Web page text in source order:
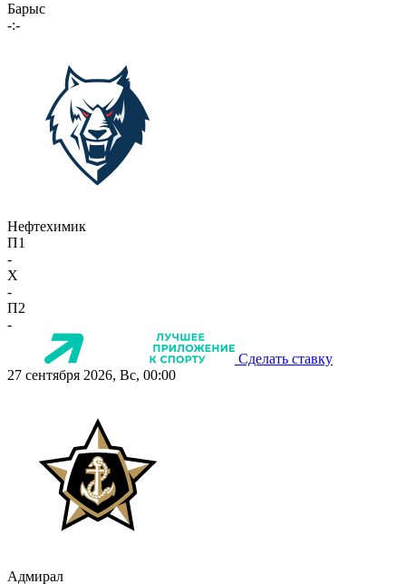
Барыс
-:-
Нефтехимик
П1
-
X
-
П2
-
Сделать ставку
27 сентября 2026, Вс, 00:00
Адмирал